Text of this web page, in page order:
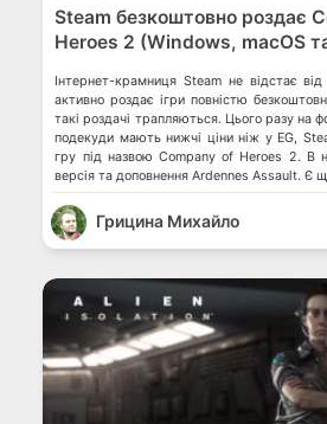
Steam безкоштовно роздає
Heroes 2 (Windows, macOS
Інтернет-крамниця Steam не відстає
активно роздає ігри повністю
такі роздачі трапляються. Цього разу на
подекуди мають нижчі ціни ніж у EG,
гру під назвою Company of Heroes 2. В
версія та доповнення Ardennes Assault. Є
Грицина Михайло